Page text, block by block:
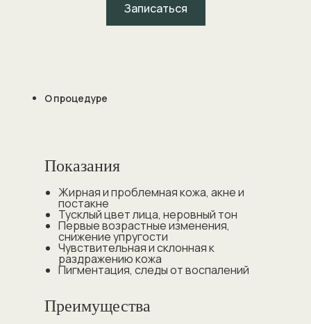
Записаться
О процедуре
Показания
Жирная и проблемная кожа, акне и
постакне
Тусклый цвет лица, неровный тон
Первые возрастные изменения,
снижение упругости
Чувствительная и склонная к
раздражению кожа
Пигментация, следы от воспалений
Преимущества